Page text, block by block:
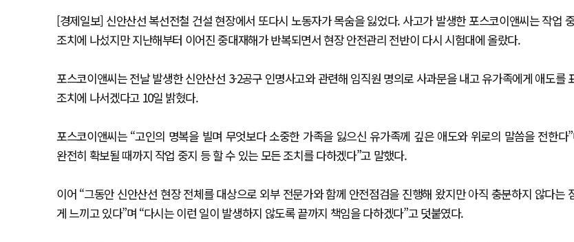
[경제일보] 신안산선 복선전철 건설 현장에서 또다시 노동자가 목숨을 잃었다. 사고가 발생한 포스코이앤씨는 작업
조치에 나섰지만 지난해부터 이어진 중대재해가 반복되면서 현장 안전관리 전반이 다시 시험대에 올랐다.
포스코이앤씨는 전날 발생한 신안산선 3-2공구 인명사고와 관련해 임직원 명의로 사과문을 내고 유가족에게 애도를
조치에 나서겠다고 10일 밝혔다.
포스코이앤씨는 “고인의 명복을 빌며 무엇보다 소중한 가족을 잃으신 유가족께 깊은 애도와 위로의 말씀을 전한다
완전히 확보될 때까지 작업 중지 등 할 수 있는 모든 조치를 다하겠다”고 말했다.
이어 “그동안 신안산선 현장 전체를 대상으로 외부 전문가와 함께 안전점검을 진행해 왔지만 아직 충분하지 않다는
게 느끼고 있다”며 “다시는 이런 일이 발생하지 않도록 끝까지 책임을 다하겠다”고 덧붙였다.